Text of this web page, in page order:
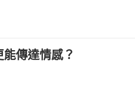
質感吊飾
冰箱貼
送家人
傳達情感？